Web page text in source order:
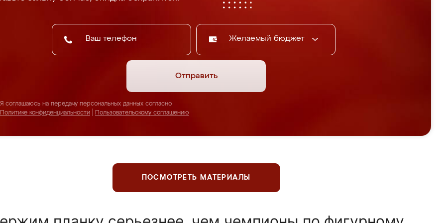
Желаемый бюджет
Отправить
Я соглашаюсь на передачу персональных данных согласно
Политике конфиденциальности
Пользовательскому соглашению
ПОСМОТРЕТЬ МАТЕРИАЛЫ